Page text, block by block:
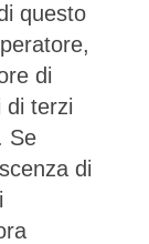
questo
di
di terzi
Se
di